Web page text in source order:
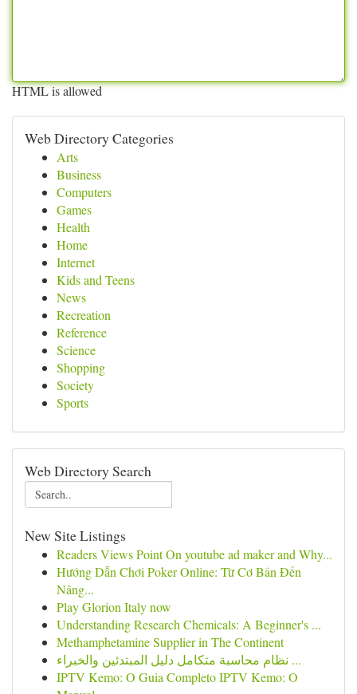
HTML is allowed
Web Directory Categories
Arts
Business
Computers
Games
Health
Home
Internet
Kids and Teens
News
Recreation
Reference
Science
Shopping
Society
Sports
Web Directory Search
New Site Listings
Readers Views Point On youtube ad maker and Why...
Hướng Dẫn Chơi Poker Online: Từ Cơ Bản Đến
Nâng...
Play Glorion Italy now
Understanding Research Chemicals: A Beginner's ...
Methamphetamine Supplier in The Continent
نظام محاسبة متكامل دليل المبتدئين والخبراء ...
IPTV Kemo: O Guia Completo IPTV Kemo: O